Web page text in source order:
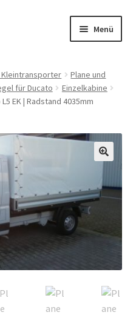
Menü
Kleintransporter
Plane und
für Ducato
Einzelkabine
EK | Radstand 4035mm
🔍